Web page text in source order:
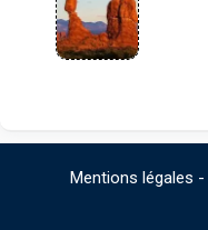
Mentions légales -